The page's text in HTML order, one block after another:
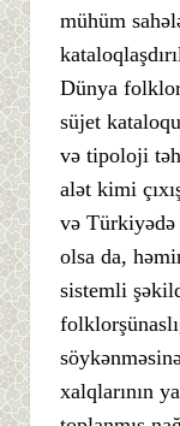
mühüm
Dünya
süjet
və tipoloji
alət kimi
və Türkiyədə
olsa da,
sistemli
xalqlarının